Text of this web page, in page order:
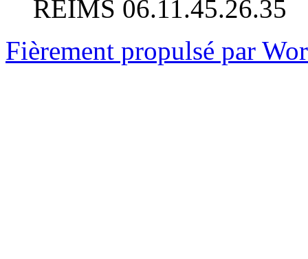
REIMS 06.11.45.26.35
Fièrement propulsé par